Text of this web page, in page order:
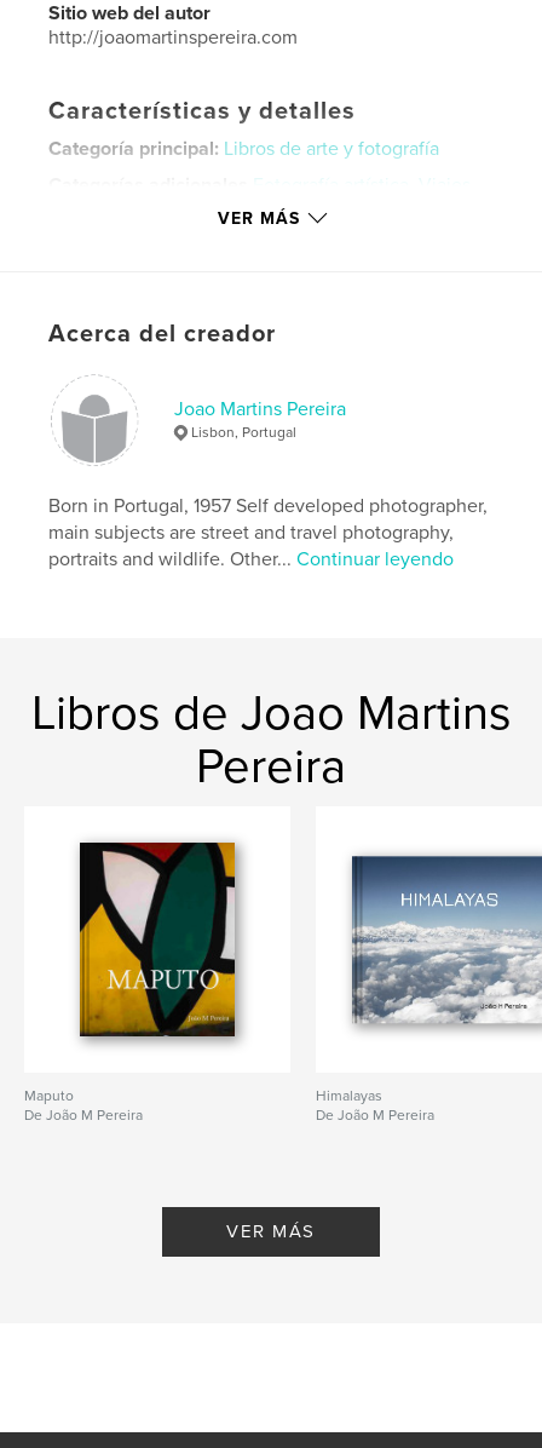
Sitio web del autor
http://joaomartinspereira.com
Características y detalles
Categoría principal: Libros de arte y fotografía
Fotografía artística
Viajes
Apaisado estándar, 25×20 cm
Fecha de publicación:mar. 02, 2021
IdiomaEnglish
Palabras clave
antelopes
VER MÁS
Acerca del creador
Joao Martins Pereira
Lisbon, Portugal
Born in Portugal, 1957 Self developed photographer,
main subjects are street and travel photography,
portraits and wildlife. Other...Continuar leyendo
Libros de Joao Martins
Pereira
Maputo
De João M Pereira
Himalayas
De João M Pereira
VER MÁS